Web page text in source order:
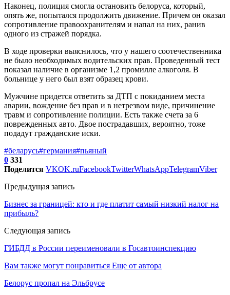
Наконец, полиция смогла остановить белоруса, который,
опять же, попытался продолжить движение. Причем он оказал
сопротивление правоохранителям и напал на них, ранив
одного из стражей порядка.
В ходе проверки выяснилось, что у нашего соотечественника
не было необходимых водительских прав. Проведенный тест
показал наличие в организме 1,2 промилле алкоголя. В
больнице у него был взят образец крови.
Мужчине придется ответить за ДТП с покиданием места
аварии, вождение без прав и в нетрезвом виде, причинение
травм и сопротивление полиции. Есть также счета за 6
поврежденных авто. Двое пострадавших, вероятно, тоже
подадут гражданские иски.
#беларусь#германия#пьяный
0 331
Поделится VKOK.ruFacebookTwitterWhatsAppTelegramViber
Предыдущая запись
Бизнес за границей: кто и где платит самый низкий налог на
прибыль?
Следующая запись
ГИБДД в России переименовали в Госавтоинспекцию
Вам также могут понравиться Еще от автора
Белорус пропал на Эльбрусе